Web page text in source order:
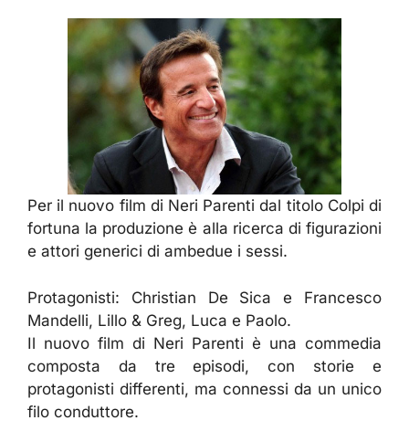
Per il nuovo film di Neri Parenti dal titolo Colpi di
fortuna la produzione è alla ricerca di figurazioni
e attori generici di ambedue i sessi.
Protagonisti: Christian De Sica e Francesco
Mandelli, Lillo & Greg, Luca e Paolo.
Il nuovo film di Neri Parenti è una commedia
composta da tre episodi, con storie e
protagonisti differenti, ma connessi da un unico
filo conduttore.